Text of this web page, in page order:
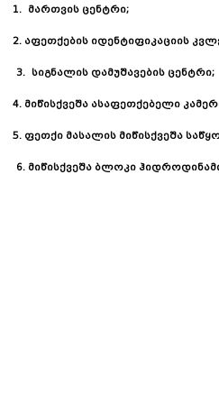
კვლევის
3. სიგნალის დამუშავების ცენტრი;
6. მიწისქვეშა ბლოკი